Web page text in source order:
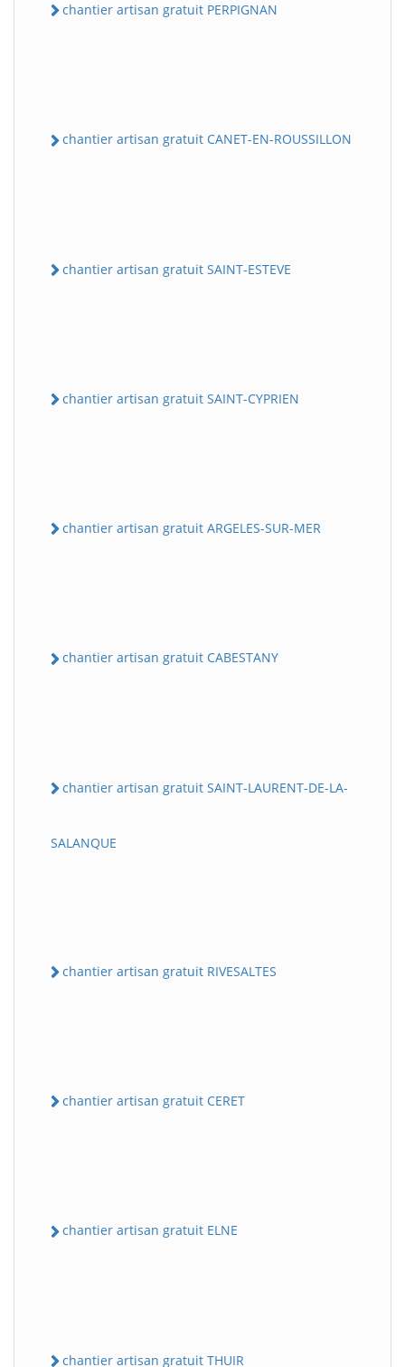
chantier artisan gratuit PERPIGNAN
chantier artisan gratuit CANET-EN-ROUSSILLON
chantier artisan gratuit SAINT-ESTEVE
chantier artisan gratuit SAINT-CYPRIEN
chantier artisan gratuit ARGELES-SUR-MER
chantier artisan gratuit CABESTANY
chantier artisan gratuit SAINT-LAURENT-DE-LA-
SALANQUE
chantier artisan gratuit RIVESALTES
chantier artisan gratuit CERET
chantier artisan gratuit ELNE
chantier artisan gratuit THUIR